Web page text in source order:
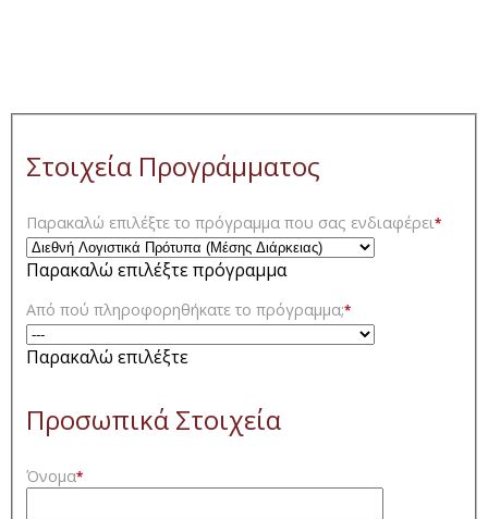
Στοιχεία Προγράμματος
Παρακαλώ επιλέξτε το πρόγραμμα που σας ενδιαφέρει*
Παρακαλώ επιλέξτε πρόγραμμα
Από πού πληροφορηθήκατε το πρόγραμμα;*
Παρακαλώ επιλέξτε
Προσωπικά Στοιχεία
Όνομα*